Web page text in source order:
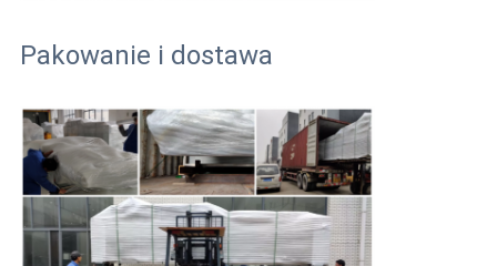
Pakowanie i dostawa